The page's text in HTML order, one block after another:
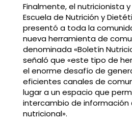
Finalmente, el nutricionista
Escuela de Nutrición y
presentó a toda la
nueva herramienta de
denominada «Boletín
señaló que «este tipo de
el enorme desafío de
eficientes canales de
lugar a un espacio que
intercambio de información
nutricional».